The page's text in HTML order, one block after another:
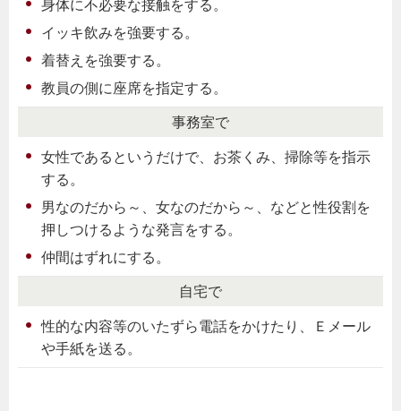
身体に不必要な接触をする。
イッキ飲みを強要する。
着替えを強要する。
教員の側に座席を指定する。
事務室で
女性であるというだけで、お茶くみ、掃除等を指示
する。
男なのだから～、女なのだから～、などと性役割を
押しつけるような発言をする。
仲間はずれにする。
自宅で
性的な内容等のいたずら電話をかけたり、Ｅメール
や手紙を送る。